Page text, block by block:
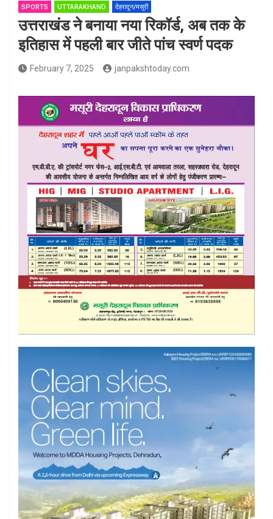
SPORTS UTTARAKHAND देहरादून/मसूरी
उत्तराखंड ने बनाया नया रिकॉर्ड, अब तक के
इतिहास में पहली बार जीते पांच स्वर्ण पदक
February 7, 2025 janpakshtoday.com